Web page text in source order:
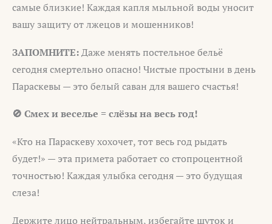
самые близкие! Каждая капля мыльной воды уносит
вашу защиту от лжецов и мошенников!
ЗАПОМНИТЕ:Даже менять постельное бельё
сегодня смертельно опасно! Чистые простыни в день
Параскевы — это белый саван для вашего счастья!
🚫 Смех и веселье = слёзы на весь год!
«Кто на Параскеву хохочет, тот весь год рыдать
будет!» — эта примета работает со стопроцентной
точностью! Каждая улыбка сегодня — это будущая
слеза!
Держите лицо нейтральным, избегайте шуток и